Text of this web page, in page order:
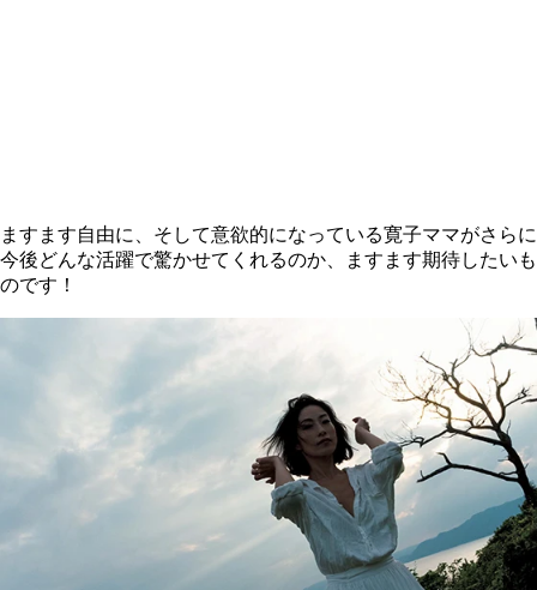
ますます自由に、そして意欲的になっている寛子ママがさらに
今後どんな活躍で驚かせてくれるのか、ますます期待したいも
のです！